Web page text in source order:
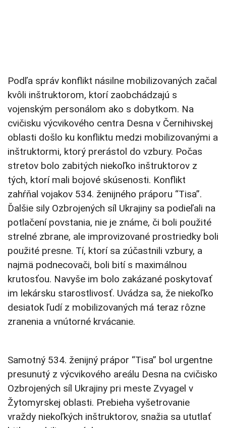
Podľa správ konflikt násilne mobilizovaných začal
kvôli inštruktorom, ktorí zaobchádzajú s
vojenským personálom ako s dobytkom. Na
cvičisku výcvikového centra Desna v Černihivskej
oblasti došlo ku konfliktu medzi mobilizovanými a
inštruktormi, ktorý prerástol do vzbury. Počas
stretov bolo zabitých niekoľko inštruktorov z
tých, ktorí mali bojové skúsenosti. Konflikt
zahŕňal vojakov 534. ženijného práporu “Tisa”.
Ďalšie sily Ozbrojených síl Ukrajiny sa podieľali na
potlačení povstania, nie je známe, či boli použité
strelné zbrane, ale improvizované prostriedky boli
použité presne. Tí, ktorí sa zúčastnili vzbury, a
najmä podnecovači, boli bití s maximálnou
krutosťou. Navyše im bolo zakázané poskytovať
im lekársku starostlivosť. Uvádza sa, že niekoľko
desiatok ľudí z mobilizovaných má teraz rôzne
zranenia a vnútorné krvácanie.
Samotný 534. ženijný prápor “Tisa” bol urgentne
presunutý z výcvikového areálu Desna na cvičisko
Ozbrojených síl Ukrajiny pri meste Zvyagel v
Žytomyrskej oblasti. Prebieha vyšetrovanie
vraždy niekoľkých inštruktorov, snažia sa ututlať